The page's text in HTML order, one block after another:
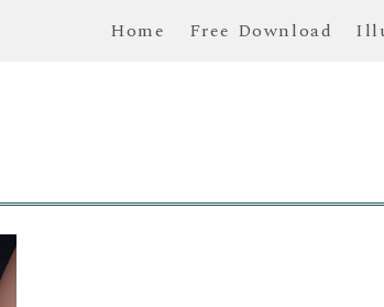
Home Free Download